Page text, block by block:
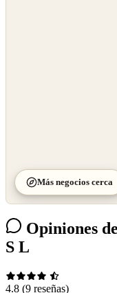
Más negocios cerca
Opiniones
S L
4.8 (9 reseñas)